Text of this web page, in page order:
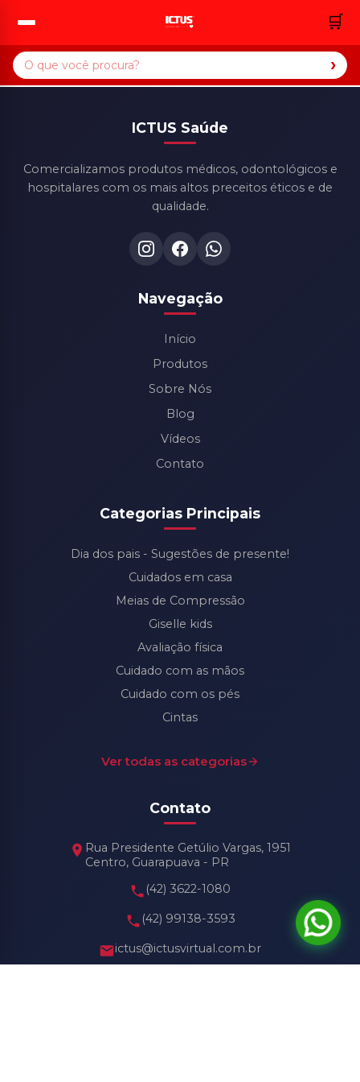
ICTUS Saúde
Comercializamos produtos médicos, odontológicos e
hospitalares com os mais altos preceitos éticos e de
qualidade.
Navegação
Início
Produtos
Sobre Nós
Blog
Vídeos
Contato
Categorias Principais
Dia dos pais - Sugestões de presente!
Cuidados em casa
Meias de Compressão
Giselle kids
Avaliação física
Cuidado com as mãos
Cuidado com os pés
Cintas
Ver todas as categorias
Contato
Rua Presidente Getúlio Vargas, 1951
Centro, Guarapuava - PR
(42) 3622-1080
(42) 99138-3593
ictus@ictusvirtual.com.br
🛒
›